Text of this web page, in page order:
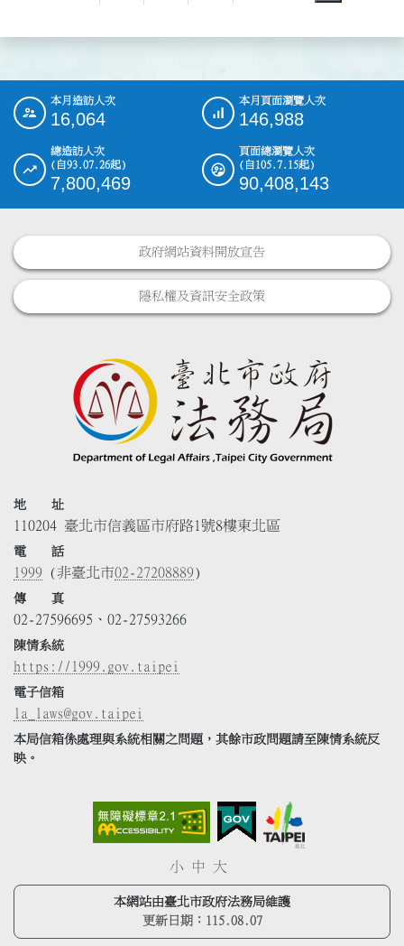
::: 本月造訪人次
16,064
本月頁面瀏覽人次
146,988
總造訪人次
(自93.07.26起)
7,800,469
頁面總瀏覽人次
(自105.7.15起)
90,408,143
政府網站資料開放宣告
隱私權及資訊安全政策
地 址
110204 臺北市信義區市府路1號8樓東北區
電 話
1999 (非臺北市02-27208889)
傳 真
02-27596695、02-27593266
陳情系統
https://1999.gov.taipei
電子信箱
la_laws@gov.taipei
本局信箱係處理與系統相關之問題，其餘市政問題請至陳情系統反
映。
小 中 大
本網站由臺北市政府法務局維護
更新日期： 115.08.07